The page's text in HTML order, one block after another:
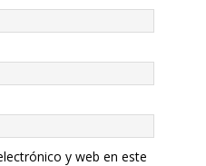
y web en este